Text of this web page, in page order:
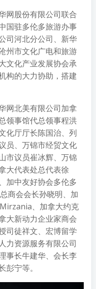
网股份有限公司联合
国驻多伦多旅游办事
司河北分公司、新华
州市文化广电和旅游
文化产业发展协会承
构的大力协助，搭建
网北美有限公司加拿
领事馆代总领事程洪
化厅厅长陈国治、列
员、万锦市经贸文化
市议员崔冰辉、万锦
大代表处总代表徐
加中友好协会多伦多
商会会长孙晓明、加
、加拿大约克
大新动力企业家商会
司徒祥文、宏博留学
力资源服务有限公司
事长牛建华、会长李
宁等。